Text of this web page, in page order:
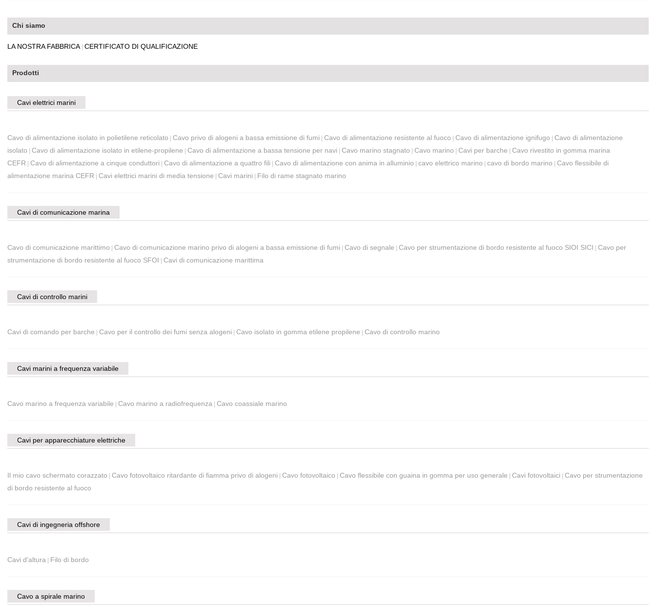
Chi siamo
LA NOSTRA FABBRICA| CERTIFICATO DI QUALIFICAZIONE
Prodotti
Cavi elettrici marini
Cavo di alimentazione isolato in polietilene reticolato | Cavo privo di alogeni a bassa emissione di fumi | Cavo di alimentazione resistente al fuoco | Cavo di alimentazione ignifugo | Cavo di alimentazione
isolato | Cavo di alimentazione isolato in etilene-propilene | Cavo di alimentazione a bassa tensione per navi | Cavo marino stagnato | Cavo marino | Cavi per barche | Cavo rivestito in gomma marina
CEFR | Cavo di alimentazione a cinque conduttori | Cavo di alimentazione a quattro fili | Cavo di alimentazione con anima in alluminio | cavo elettrico marino | cavo di bordo marino | Cavo flessibile di
alimentazione marina CEFR | Cavi elettrici marini di media tensione | Cavi marini | Filo di rame stagnato marino
Cavi di comunicazione marina
Cavo di comunicazione marittimo | Cavo di comunicazione marino privo di alogeni a bassa emissione di fumi | Cavo di segnale | Cavo per strumentazione di bordo resistente al fuoco SIOI SICI | Cavo per
strumentazione di bordo resistente al fuoco SFOI | Cavi di comunicazione marittima
Cavi di controllo marini
Cavi di comando per barche | Cavo per il controllo dei fumi senza alogeni | Cavo isolato in gomma etilene propilene | Cavo di controllo marino
Cavi marini a frequenza variabile
Cavo marino a frequenza variabile | Cavo marino a radiofrequenza | Cavo coassiale marino
Cavi per apparecchiature elettriche
Il mio cavo schermato corazzato | Cavo fotovoltaico ritardante di fiamma privo di alogeni | Cavo fotovoltaico | Cavo flessibile con guaina in gomma per uso generale | Cavi fotovoltaici | Cavo per strumentazione
di bordo resistente al fuoco
Cavi di ingegneria offshore
Cavi d'altura | Filo di bordo
Cavo a spirale marino